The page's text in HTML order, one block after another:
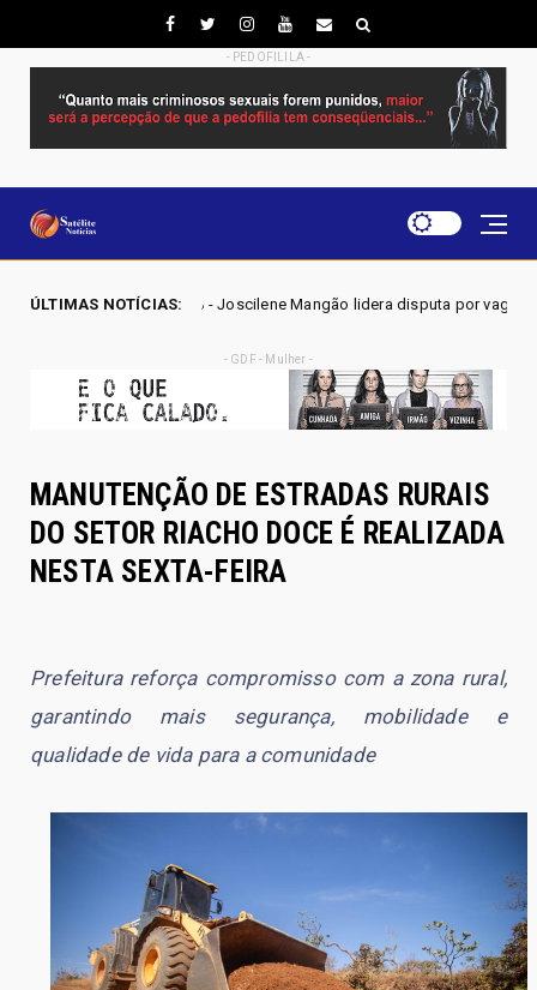
- PEDOFILILA -
ÚLTIMAS NOTÍCIAS:
- Joscilene Mangão lidera disputa por vaga na Alego em Novo Gama,
- GDF - Mulher -
MANUTENÇÃO DE ESTRADAS RURAIS
DO SETOR RIACHO DOCE É REALIZADA
NESTA SEXTA-FEIRA
Prefeitura reforça compromisso com a zona rural,
garantindo mais segurança, mobilidade e
qualidade de vida para a comunidade